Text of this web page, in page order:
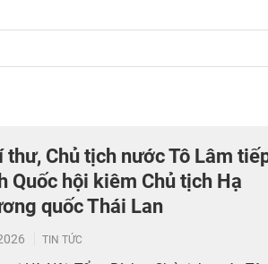
thư, Chủ tịch nước Tô Lâm
Quốc hội kiêm Chủ tịch Hạ
quốc Thái Lan
TIN TỨC